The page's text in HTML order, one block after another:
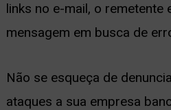
links no e-mail, o remetente
mensagem em busca de
Não se esqueça de
ataques a sua empresa